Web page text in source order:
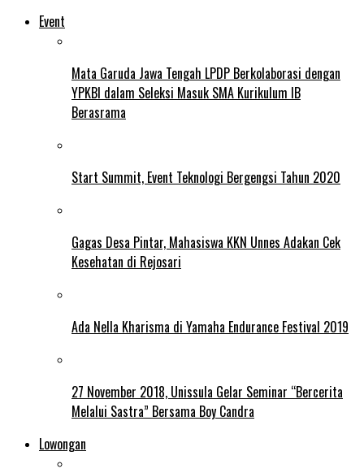
Event
Mata Garuda Jawa Tengah LPDP Berkolaborasi dengan
YPKBI dalam Seleksi Masuk SMA Kurikulum IB
Berasrama
Start Summit, Event Teknologi Bergengsi Tahun 2020
Gagas Desa Pintar, Mahasiswa KKN Unnes Adakan Cek
Kesehatan di Rejosari
Ada Nella Kharisma di Yamaha Endurance Festival 2019
27 November 2018, Unissula Gelar Seminar “Bercerita
Melalui Sastra” Bersama Boy Candra
Lowongan